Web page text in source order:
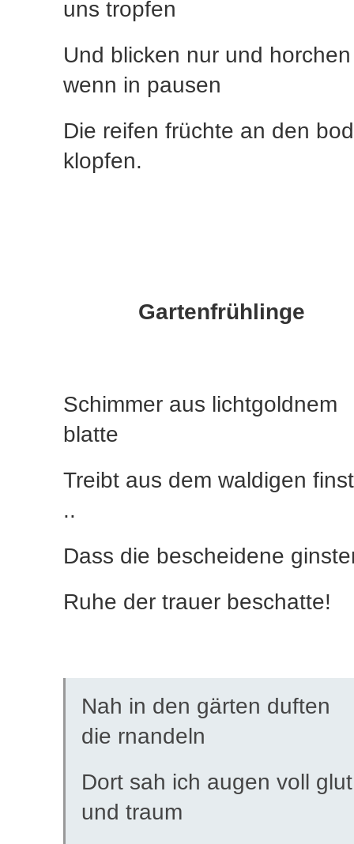
uns tropfen
Und blicken nur und horchen
wenn in pausen
Die reifen früchte an den
klopfen.
Gartenfrühlinge
Schimmer aus lichtgoldnem
blatte
Treibt aus dem waldigen
..
Dass die bescheidene
Ruhe der trauer beschatte!
Nah in den gärten duften
die rnandeln
Dort sah ich augen voll glut
und traum